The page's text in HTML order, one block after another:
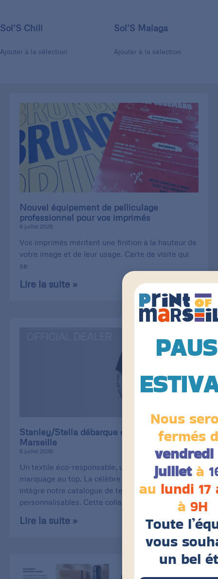
Sol’S Chill
Ajouter à la sélection
Sol’S Malaga
Ajouter à la sélection
Nouvel équipement de pelliculage
professionnel pour vos imprimés
8 juillet 2026
Vos imprimés méritent une finition à la hauteur de
votre image et de leur usage. Carte de visite qui
se
Lire la suite »
Stanley/Stella débarque chez Print of
Marseille
6 juillet 2026
Un textile éco-responsable, une qualité de
marquage au top. La célèbre Stanley/Stella
intègre notre catalogue de textiles
personnalisables. Cette collaboration
Lire la suite »
Nous
fermés
vendredi
juilletà
au lundi 17
à 9H
Toute
vous
un bel